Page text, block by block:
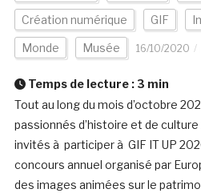
Création numérique GIF
Monde Musée 16/10/2020
Temps de lecture : 3 min
Tout au long du mois d’octobre
passionnés d’histoire et de
invités à participer à GIF IT UP
concours annuel organisé par
des images animées sur le